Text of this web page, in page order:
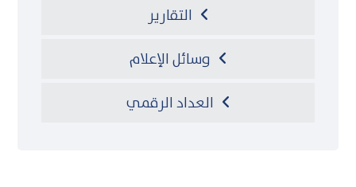
التقارير
وسائل الإعلام
العداد الرقمي